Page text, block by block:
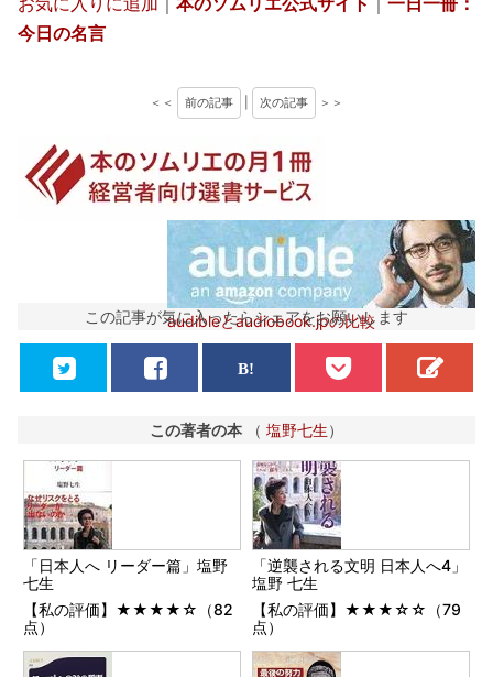
今日の名言
＜＜ 前の記事 次の記事 ＞＞
audibleとaudiobook.jpの比較
この記事が気に入ったらシェアをお願いします
この著者の本 （ 塩野七生）
「日本人へ リーダー篇」塩野
七生
【私の評価】★★★★☆（82
点）
「逆襲される文明 日本人へ4」
塩野 七生
【私の評価】★★★☆☆（79
点）